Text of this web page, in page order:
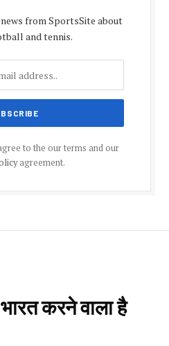
from SportsSite about
and tennis.
to the our terms and our
agreement.
करने वाला है